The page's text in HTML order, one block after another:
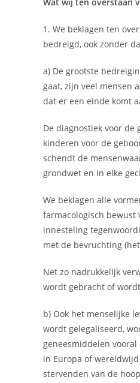
1. We beklagen ten
bedreigd, ook zonder
a) De grootste
gaat, zijn veel mensen
dat er een einde komt
De diagnostiek voor
kinderen voor de
schendt de
grondwet en in elke
We beklagen alle
farmacologisch bewust
innesteling
met de bevruchting
Net zo nadrukkelijk
wordt gebracht of
b) Ook het menselijke
wordt gelegaliseerd,
geneesmiddelen
in Europa of
stervenden van de